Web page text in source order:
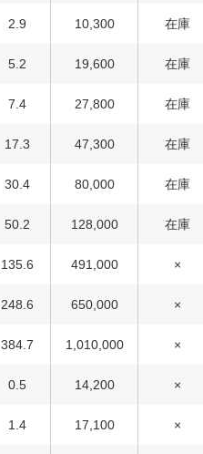
2.9 10,300 在庫
5.2 19,600 在庫
7.4 27,800 在庫
17.3 47,300 在庫
30.4 80,000 在庫
50.2 128,000 在庫
135.6 491,000 ×
248.6 650,000 ×
384.7 1,010,000 ×
0.5 14,200 ×
1.4 17,100 ×